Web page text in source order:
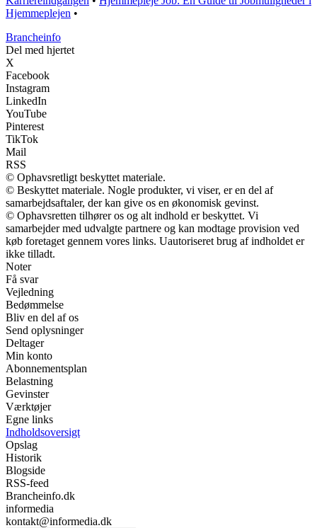
Hjemmeplejen •
Brancheinfo
Del med hjertet
X
Facebook
Instagram
LinkedIn
YouTube
Pinterest
TikTok
Mail
RSS
© Ophavsretligt beskyttet materiale.
© Beskyttet materiale. Nogle produkter, vi viser, er en del af
samarbejdsaftaler, der kan give os en økonomisk gevinst.
© Ophavsretten tilhører os og alt indhold er beskyttet. Vi
samarbejder med udvalgte partnere og kan modtage provision ved
køb foretaget gennem vores links. Uautoriseret brug af indholdet er
ikke tilladt.
Noter
Få svar
Vejledning
Bedømmelse
Bliv en del af os
Send oplysninger
Deltager
Min konto
Abonnementsplan
Belastning
Gevinster
Værktøjer
Egne links
Indholdsoversigt
Opslag
Historik
Blogside
RSS-feed
Brancheinfo.dk
informedia
kontakt@informedia.dk